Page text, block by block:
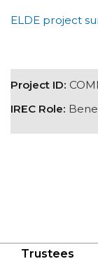
ELDE project
Project ID:
IREC Role:
Trustees